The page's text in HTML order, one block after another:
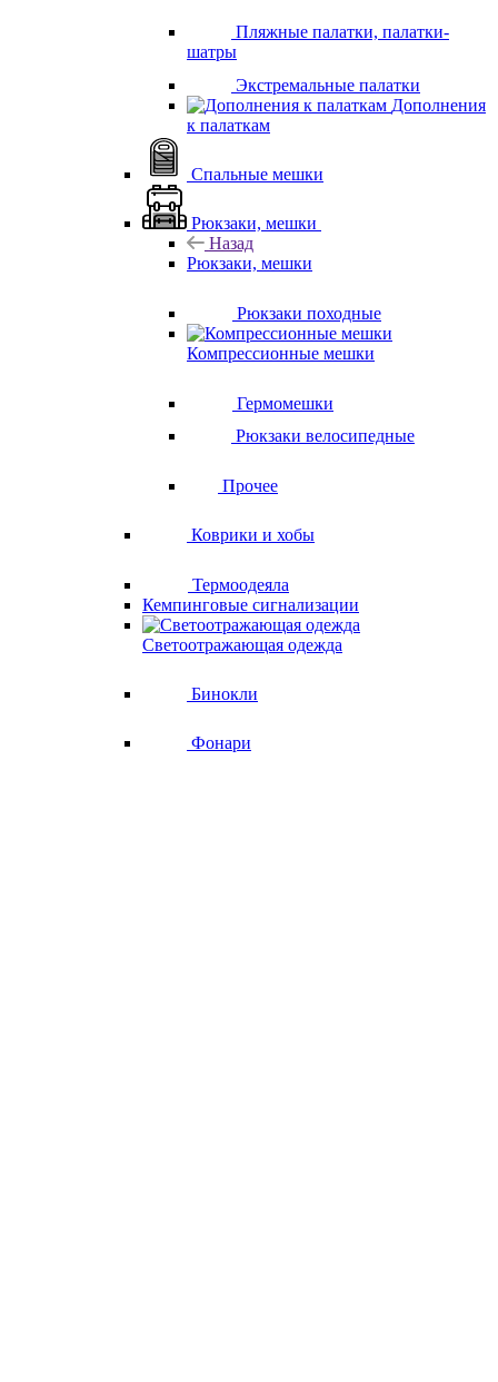
Пляжные палатки, палатки-
шатры
Экстремальные палатки
Дополнения
к палаткам
Спальные мешки
Рюкзаки, мешки
Назад
Рюкзаки, мешки
Рюкзаки походные
Компрессионные мешки
Гермомешки
Рюкзаки велосипедные
Прочее
Коврики и хобы
Термоодеяла
Кемпинговые сигнализации
Светоотражающая одежда
Бинокли
Фонари